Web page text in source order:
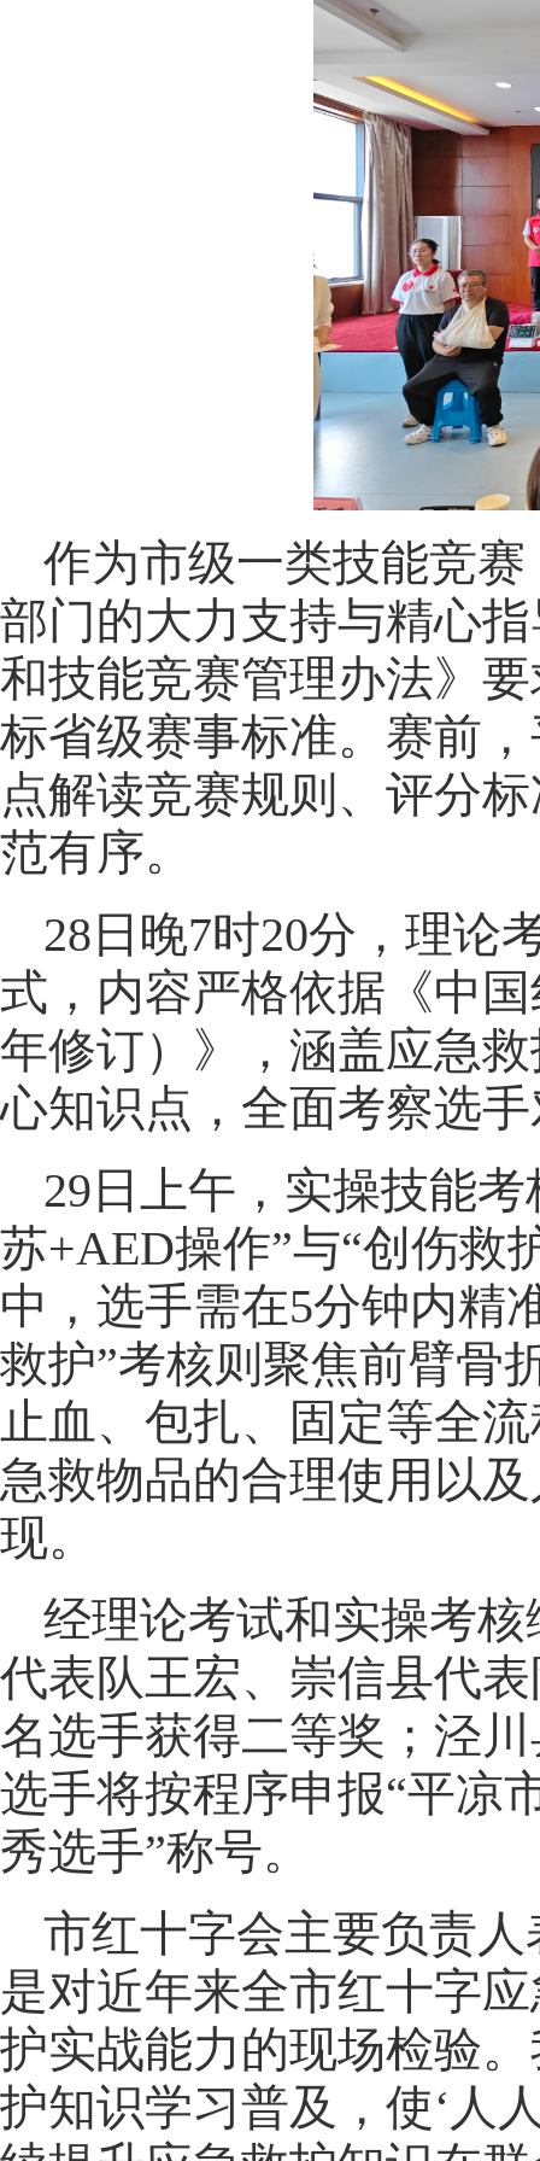
作为市级一类技能竞
部门的大力支持与精心
和技能竞赛管理办法》
标省级赛事标准。赛前
点解读竞赛规则、评分
范有序。
28日晚7时20分，理论
式，内容严格依据《中
年修订）》，涵盖应急
心知识点，全面考察选
29日上午，实操技能
苏+AED操作”与“创伤救
中，选手需在5分钟内精
救护”考核则聚焦前臂骨
止血、包扎、固定等全
急救物品的合理使用以
现。
经理论考试和实操考
代表队王宏、崇信县代
名选手获得二等奖；泾
选手将按程序申报“平凉
秀选手”称号。
市红十字会主要负责
是对近年来全市红十字
护实战能力的现场检验
护知识学习普及，使‘人